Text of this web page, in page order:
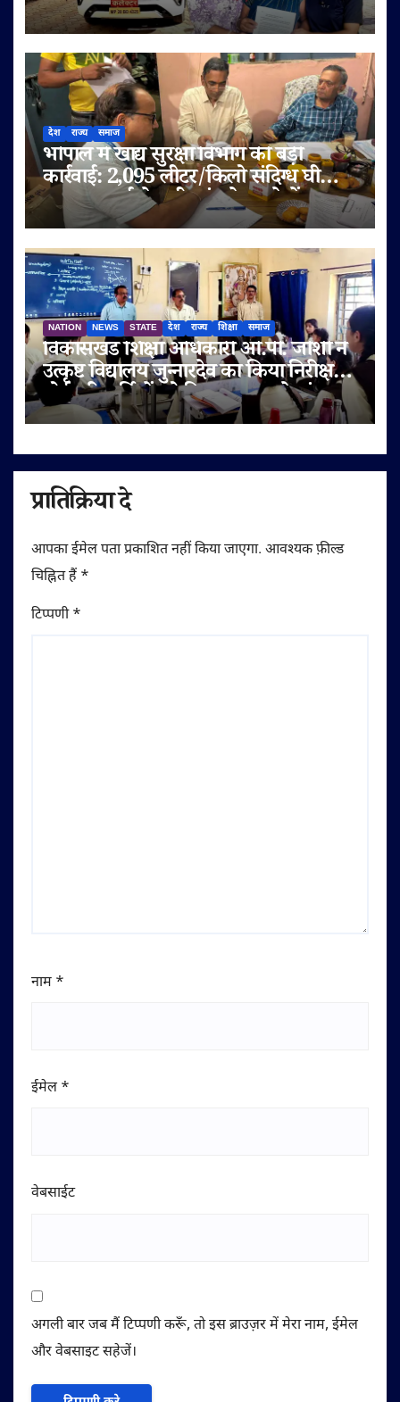
अधिकारियों पर लगाए मिलीभगत के गंभीर
आरोप
देश राज्य समाज
भोपाल में खाद्य सुरक्षा विभाग की बड़ी
कार्रवाई: 2,095 लीटर/किलो संदिग्ध घी
जब्त, सप्लाई चेन भी जांच के दायरे में
NATION NEWS STATE देश राज्य शिक्षा समाज
विकासखंड शिक्षा अधिकारी ओ.पी. जोशी ने
उत्कृष्ट विद्यालय जुन्नारदेव का किया निरीक्षण,
बोर्ड परीक्षार्थियों को दिए सफलता के मंत्र
प्रातिक्रिया दे
आपका ईमेल पता प्रकाशित नहीं किया जाएगा. आवश्यक फ़ील्ड
चिह्नित हैं *
टिप्पणी*
नाम *
ईमेल *
वेबसाईट
अगली बार जब मैं टिप्पणी करूँ, तो इस ब्राउज़र में मेरा नाम, ईमेल
और वेबसाइट सहेजें।